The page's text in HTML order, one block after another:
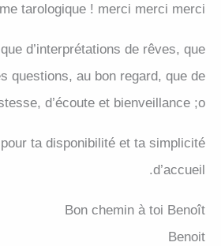
tarologique ! merci merci merci
d’interprétations de rêves, que
questions, au bon regard, que de
d’écoute et bienveillance ;o)
ta disponibilité et ta simplicité
d’accueil.
Bon chemin à toi Benoît
Benoit